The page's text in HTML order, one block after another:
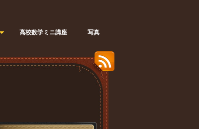
高校数学ミニ講座 写真